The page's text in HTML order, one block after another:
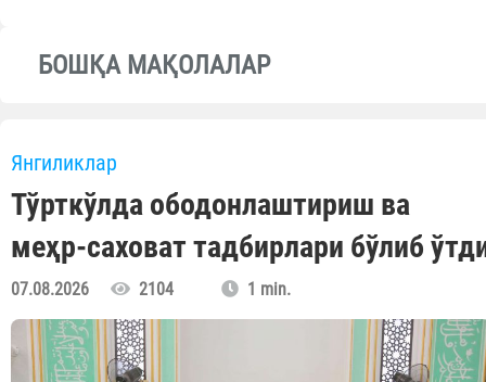
БОШҚА МАҚОЛАЛАР
Янгиликлар
Тўрткўлда ободонлаштириш ва
меҳр-саховат тадбирлари бўлиб
07.08.2026 2104 1 min.